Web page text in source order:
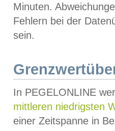
Minuten.
Fehlern bei der
sein.
In PEGELONLINE
mittleren niedrigsten
einer Zeitspanne in